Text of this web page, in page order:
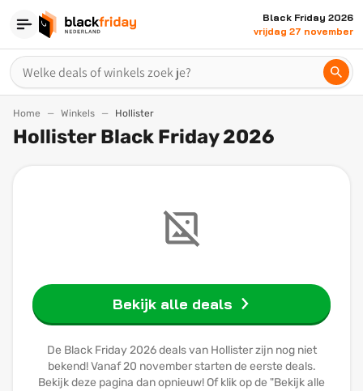
Black Friday 2026
vrijdag 27 november
Home Winkels Hollister
Hollister Black Friday 2026
Bekijk alle deals
De Black Friday 2026 deals van Hollister zijn nog niet
bekend! Vanaf 20 november starten de eerste deals.
Bekijk deze pagina dan opnieuw! Of klik op de "Bekijk alle